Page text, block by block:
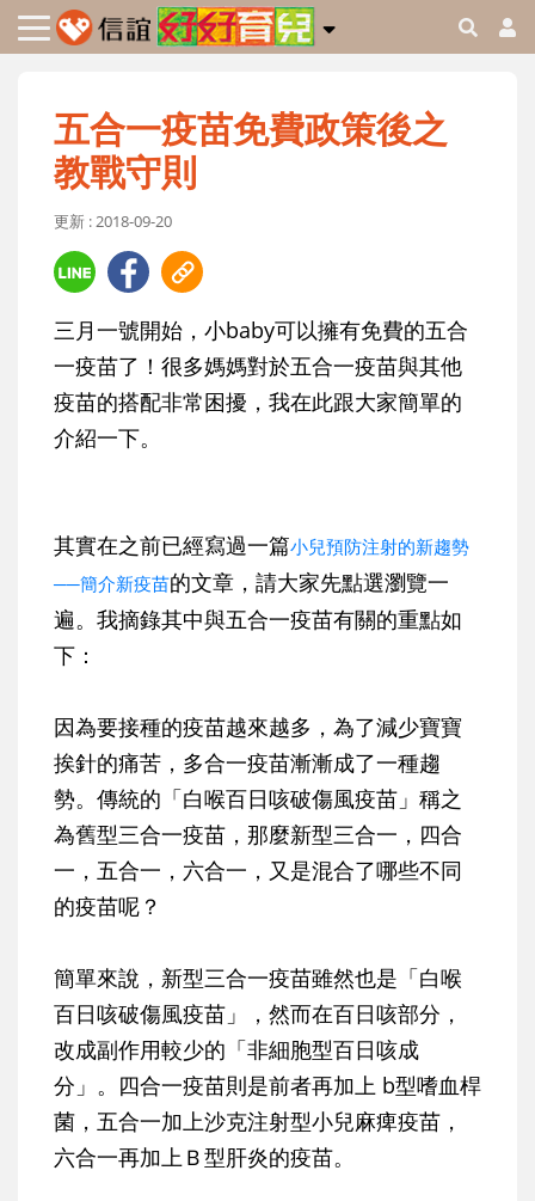
五合一疫苗免費政策後之
教戰守則
更新 : 2018-09-20
三月一號開始，小baby可以擁有免費的五合
一疫苗了！很多媽媽對於五合一疫苗與其他
疫苗的搭配非常困擾，我在此跟大家簡單的
介紹一下。
其實在之前已經寫過一篇小兒預防注射的新趨勢
──簡介新疫苗的文章，請大家先點選瀏覽一
遍。我摘錄其中與五合一疫苗有關的重點如
下：
因為要接種的疫苗越來越多，為了減少寶寶
挨針的痛苦，多合一疫苗漸漸成了一種趨
勢。傳統的「白喉百日咳破傷風疫苗」稱之
為舊型三合一疫苗，那麼新型三合一，四合
一，五合一，六合一，又是混合了哪些不同
的疫苗呢？
簡單來說，新型三合一疫苗雖然也是「白喉
百日咳破傷風疫苗」，然而在百日咳部分，
改成副作用較少的「非細胞型百日咳成
分」。四合一疫苗則是前者再加上 b型嗜血桿
菌，五合一加上沙克注射型小兒麻痺疫苗，
六合一再加上Ｂ型肝炎的疫苗。